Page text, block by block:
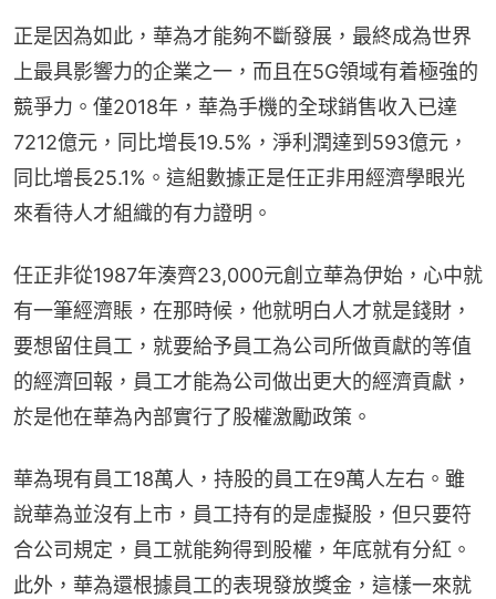
正是因為如此，華為才能夠不斷發展，最終成為世界
上最具影響力的企業之一，而且在5G領域有着極強的
競爭力。僅2018年，華為手機的全球銷售收入已達
7212億元，同比增長19.5%，淨利潤達到593億元，
同比增長25.1%。這組數據正是任正非用經濟學眼光
來看待人才組織的有力證明。
任正非從1987年湊齊23,000元創立華為伊始，心中就
有一筆經濟賬，在那時候，他就明白人才就是錢財，
要想留住員工，就要給予員工為公司所做貢獻的等值
的經濟回報，員工才能為公司做出更大的經濟貢獻，
於是他在華為內部實行了股權激勵政策。
華為現有員工18萬人，持股的員工在9萬人左右。雖
說華為並沒有上市，員工持有的是虛擬股，但只要符
合公司規定，員工就能夠得到股權，年底就有分紅。
此外，華為還根據員工的表現發放獎金，這樣一來就